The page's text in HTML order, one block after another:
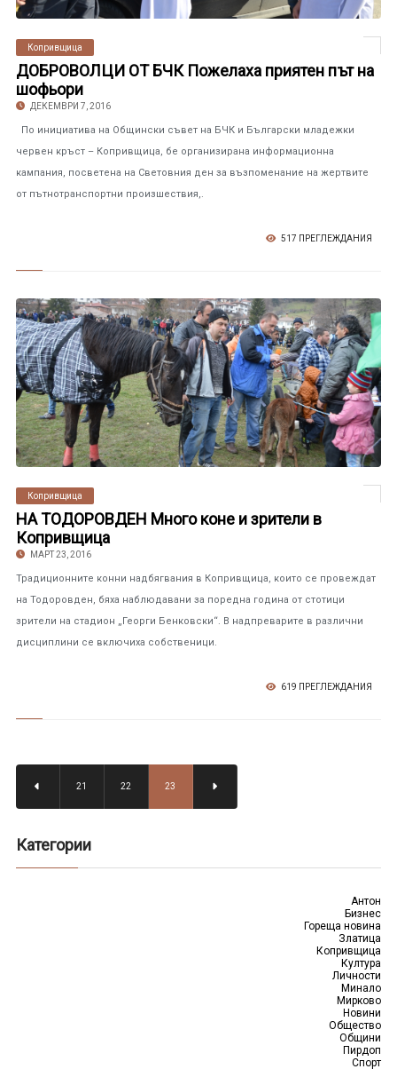
Копривщица
ДОБРОВОЛЦИ ОТ БЧК Пожелаха приятен път на
шофьори
ДЕКЕМВРИ 7, 2016
По инициатива на Общински съвет на БЧК и Български младежки
червен кръст – Копривщица, бе организирана информационна
кампания, посветена на Световния ден за възпоменание на жертвите
от пътнотранспортни произшествия,.
517 ПРЕГЛЕЖДАНИЯ
Копривщица
НА ТОДОРОВДЕН Много коне и зрители в
Копривщица
МАРТ 23, 2016
Традиционните конни надбягвания в Копривщица, които се провеждат
на Тодоровден, бяха наблюдавани за поредна година от стотици
зрители на стадион „Георги Бенковски“. В надпреварите в различни
дисциплини се включиха собственици.
619 ПРЕГЛЕЖДАНИЯ
21 22 23
Категории
Антон
Бизнес
Гореща новина
Златица
Копривщица
Култура
Личности
Минало
Мирково
Новини
Общество
Общини
Пирдоп
Спорт